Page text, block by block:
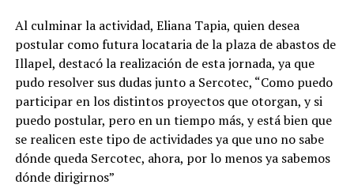
Al culminar la actividad, Eliana Tapia, quien desea
postular como futura locataria de la plaza de abastos de
Illapel, destacó la realización de esta jornada, ya que
pudo resolver sus dudas junto a Sercotec, “Como puedo
participar en los distintos proyectos que otorgan, y si
puedo postular, pero en un tiempo más, y está bien que
se realicen este tipo de actividades ya que uno no sabe
dónde queda Sercotec, ahora, por lo menos ya sabemos
dónde dirigirnos”